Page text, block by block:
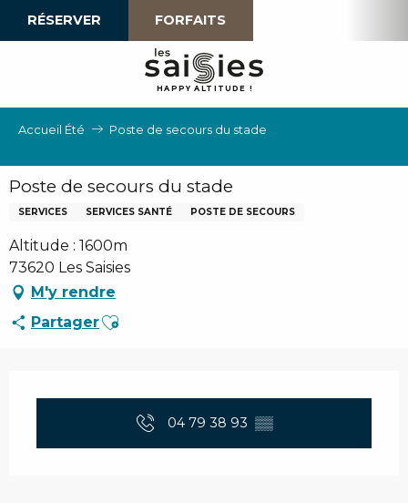
RÉSERVER FORFAITS
HAPPY ALTI TU D E !
Accueil Été Poste de secours du stade
Poste de secours du stade
SERVICES SERVICES SANTÉ POSTE DE SECOURS
Altitude : 1600m
73620 Les Saisies
M'y rendre
PartagerAjouter aux favoris
04 79 38 93 ▒▒